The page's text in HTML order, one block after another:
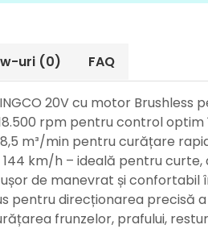
uri (0) FAQ
20V cu motor Brushless
rpm pentru control
m³/min pentru curățare
km/h – ideală pentru curte,
de manevrat și confortabil
pentru direcționarea precisă
frunzelor, prafului,